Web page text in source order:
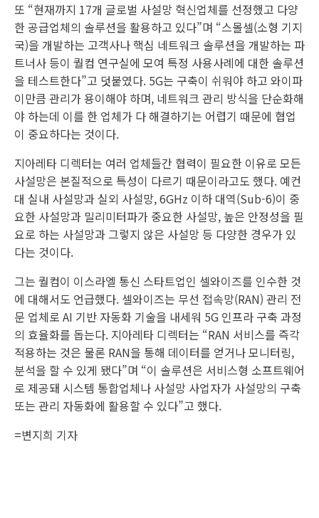
또 “현재까지 17개 글로벌 사설망 혁신업체를 선정했고 다양
한 공급업체의 솔루션을 활용하고 있다”며 “스몰셀(소형 기지
국)을 개발하는 고객사나 핵심 네트워크 솔루션을 개발하는 파
트너사 등이 퀄컴 연구실에 모여 특정 사용사례에 대한 솔루션
을 테스트한다”고 덧붙였다. 5G는 구축이 쉬워야 하고 와이파
이만큼 관리가 용이해야 하며, 네트워크 관리 방식을 단순화해
야 하는데 이를 한 업체가 다 해결하기는 어렵기 때문에 협업
이 중요하다는 것이다.
지아레타 디렉터는 여러 업체들간 협력이 필요한 이유로 모든
사설망은 본질적으로 특성이 다르기 때문이라고도 했다. 예컨
대 실내 사설망과 실외 사설망, 6GHz 이하 대역(Sub-6)이 중
요한 사설망과 밀리미터파가 중요한 사설망, 높은 안정성을 필
요로 하는 사설망과 그렇지 않은 사설망 등 다양한 경우가 있
다는 것이다.
그는 퀄컴이 이스라엘 통신 스타트업인 셀와이즈를 인수한 것
에 대해서도 언급했다. 셀와이즈는 무선 접속망(RAN) 관리 전
문 업체로 AI 기반 자동화 기술을 내세워 5G 인프라 구축 과정
의 효율화를 돕는다. 지아레타 디렉터는 “RAN 서비스를 즉각
적용하는 것은 물론 RAN을 통해 데이터를 얻거나 모니터링,
분석을 할 수 있게 됐다”며 “이 솔루션은 서비스형 소프트웨어
로 제공돼 시스템 통합업체나 사설망 사업자가 사설망의 구축
또는 관리 자동화에 활용할 수 있다”고 했다.
=변지희 기자